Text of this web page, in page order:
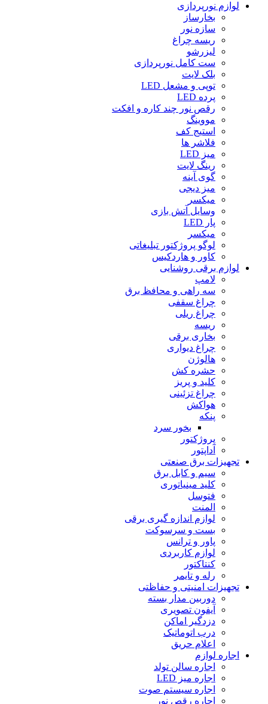
لوازم نورپردازی
بخارساز
سازه نور
ریسه چراغ
لیزرشو
ست کامل نورپردازی
بلک لایت
توپی و مشعل LED
پرده LED
رقص نور چند کاره و افکت
مووینگ
استیج کف
فلاشر ها
میز LED
رینگ لایت
گوی آینه
میز دیجی
میکسر
وسایل آتش بازی
پار LED
میکسر
لوگو پروژکتور تبلیغاتی
کاور و هاردکیس
لوازم برقی روشنایی
لامپ
سه راهى و محافظ برق
چراغ سقفى
چراغ ریلى
ریسه
بخارى برقى
چراغ دیوارى
هالوژن
حشره کش
کلید و پریز
چراغ تزئینى
هواکش
پنکه
بخور سرد
پروژکتور
آداپتور
تجهیزات برق صنعتی
سیم و کابل برق
کلید مینیاتورى
فتوسل
المنت
لوازم اندازه گیرى برقى
بست و سرسوکت
پاور و ترانس
لوازم کاربردی
کنتاکتور
رله و تایمر
تجهیزات امنیتى و حفاظتی
دوربین مدار بسته
آیفون تصویری
دزدگیر اماکن
درب اتوماتیک
اعلام حریق
اجاره لوازم
اجاره سالن تولد
اجاره میز LED
اجاره سیستم صوت
اجاره رقص نور